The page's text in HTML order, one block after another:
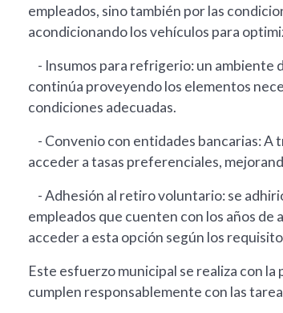
empleados, sino también por las
acondicionando los vehículos para
- Insumos para refrigerio: un ambiente
continúa proveyendo los elementos
condiciones adecuadas.
- Convenio con entidades bancarias: A
acceder a tasas preferenciales,
- Adhesión al retiro voluntario: se
empleados que cuenten con los años de
acceder a esta opción según los
Este esfuerzo municipal se realiza con
cumplen responsablemente con las